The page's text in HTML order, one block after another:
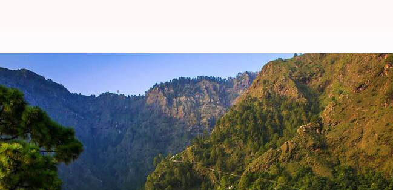
महीनों बाद खुला वैष्णो देवी मंदिर, एक हफ्ते तक रोजाना
लेखन प्रमोद कुमार Aug 16, 2020 02:30 pm
क्या है खबर?
कोरोना वायरस के कारण मार्च में बंद हुआ वैष्णो देवी मंदिर रविवार सुबह खुल गया है।
देश में कोरोना वायरस संक्रमण को फैलने से रोकने के लिए सरकार ने मार्च में लॉकडाउन
अब त्रिकुटा पहाड़ी स्थित वैष्णो देवी मंदिर के साथ-साथ केंद्र शासित प्रदेश जम्मू-